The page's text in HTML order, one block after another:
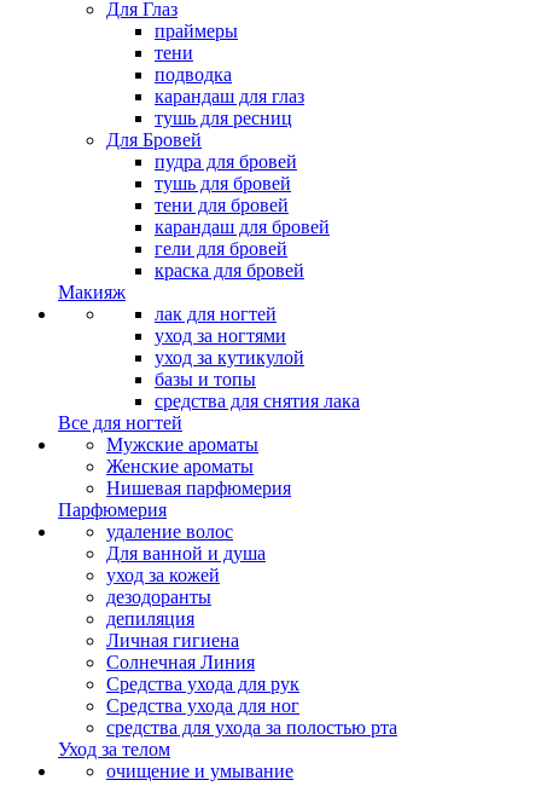
Для Глаз
праймеры
тени
подводка
карандаш для глаз
тушь для ресниц
Для Бровей
пудра для бровей
тушь для бровей
тени для бровей
карандаш для бровей
гели для бровей
краска для бровей
Макияж
лак для ногтей
уход за ногтями
уход за кутикулой
базы и топы
средства для снятия лака
Все для ногтей
Мужские ароматы
Женские ароматы
Нишевая парфюмерия
Парфюмерия
удаление волос
Для ванной и душа
уход за кожей
дезодоранты
депиляция
Личная гигиена
Солнечная Линия
Средства ухода для рук
Средства ухода для ног
средства для ухода за полостью рта
Уход за телом
очищение и умывание